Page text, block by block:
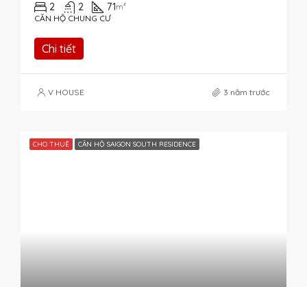
2 2 71m²
CĂN HỘ CHUNG CƯ
Chi tiết
V HOUSE 3 năm trước
CHO THUÊ CĂN HỘ SAIGON SOUTH RESIDENCE